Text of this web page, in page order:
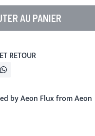
AU PANIER
RETOUR
by Aeon Flux from Aeon